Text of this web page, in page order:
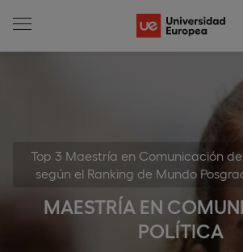
Top 3 Maestría en Comunicación de
según el Ranking de Mundo
MAESTRÍA EN
POLÍTICA